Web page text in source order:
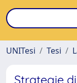
UNITesi
Tesi
Strategie